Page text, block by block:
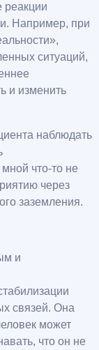
реакции
Например, при
ситуаций,
и изменить
наблюдать
что-то не
через
заземления.
и
связей. Она
может
что он не